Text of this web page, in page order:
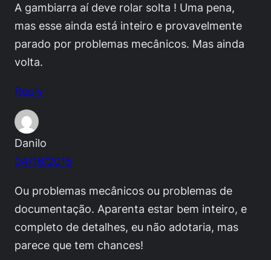
A gambiarra aí deve rolar solta ! Uma pena,
mas esse ainda está inteiro e provavelmente
parado por problemas mecânicos. Mas ainda
volta.
Reply
Danilo
04/16/2015
Ou problemas mecânicos ou problemas de
documentação. Aparenta estar bem inteiro, e
completo de detalhes, eu não adotaria, mas
parece que tem chances!